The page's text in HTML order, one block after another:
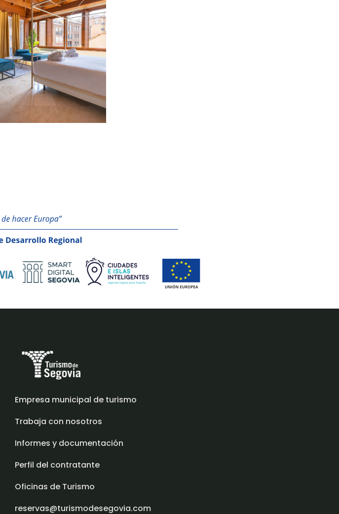
Empresa municipal de turismo
Trabaja con nosotros
Informes y documentación
Perfil del contratante
Oficinas de Turismo
reservas@turismodesegovia.com